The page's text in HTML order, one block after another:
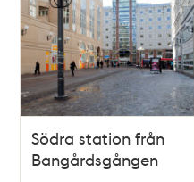
Södra station från
Bangårdsgången